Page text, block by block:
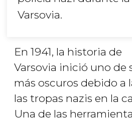
Varsovia.
En 1941, la historia de
Varsovia inició uno de
más oscuros debido a
las tropas nazis en la
Una de las